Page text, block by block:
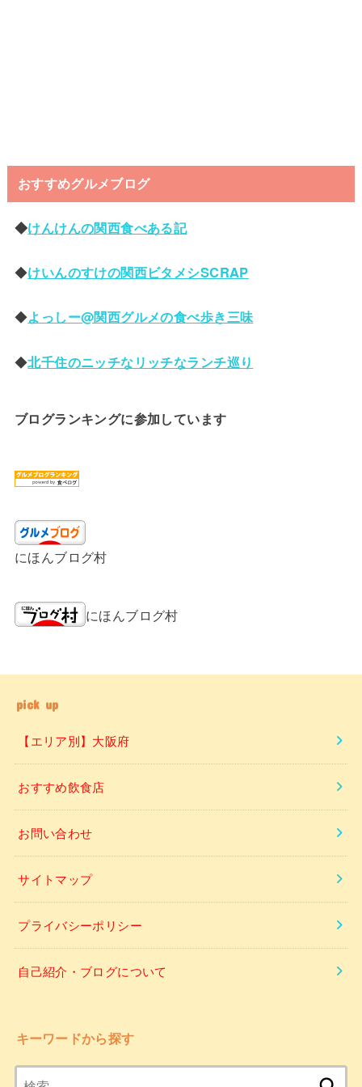
おすすめグルメブログ
◆けんけんの関西食べある記
◆けいんのすけの関西ビタメシSCRAP
◆よっしー@関西グルメの食べ歩き三味
◆北千住のニッチなリッチなランチ巡り
ブログランキングに参加しています
にほんブログ村
にほんブログ村
pick up
【エリア別】大阪府
おすすめ飲食店
お問い合わせ
サイトマップ
プライバシーポリシー
自己紹介・ブログについて
キーワードから探す